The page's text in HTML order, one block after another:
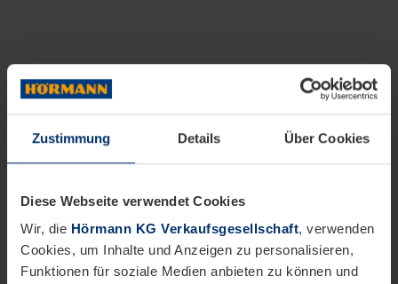
Zustimmung Details Über Cookies
Diese Webseite verwendet Cookies
Wir, die Hörmann KG Verkaufsgesellschaft, verwenden
Cookies, um Inhalte und Anzeigen zu personalisieren,
Funktionen für soziale Medien anbieten zu können und